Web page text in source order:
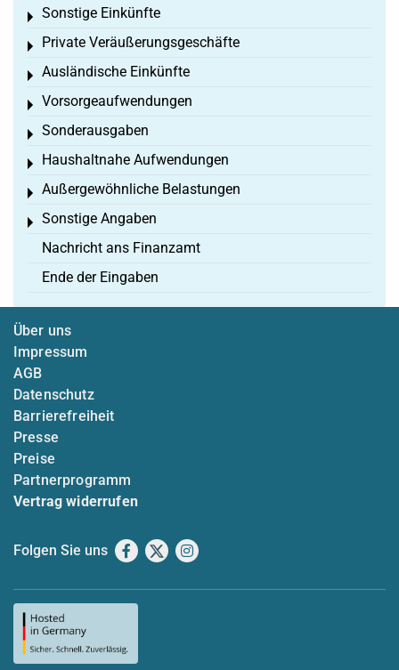
Sonstige Einkünfte
Toggle menu
Private Veräußerungsgeschäfte
Toggle menu
Ausländische Einkünfte
Toggle menu
Vorsorgeaufwendungen
Toggle menu
Sonderausgaben
Toggle menu
Haushaltnahe Aufwendungen
Toggle menu
Außergewöhnliche Belastungen
Toggle menu
Sonstige Angaben
Toggle menu
Nachricht ans Finanzamt
Ende der Eingaben
Über uns
Impressum
AGB
Datenschutz
Barrierefreiheit
Presse
Preise
Partnerprogramm
Vertrag widerrufen
Folgen Sie uns Facebook
X Instagram